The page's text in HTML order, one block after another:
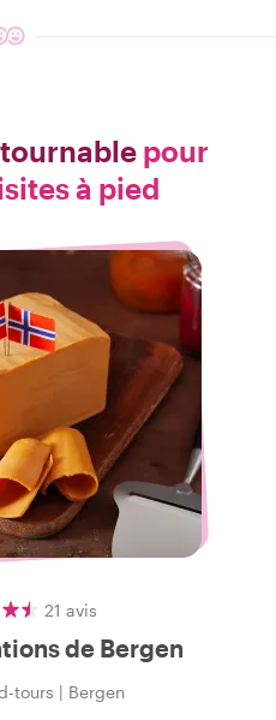
pour
à pied
21 avis
de Bergen
tours | Bergen